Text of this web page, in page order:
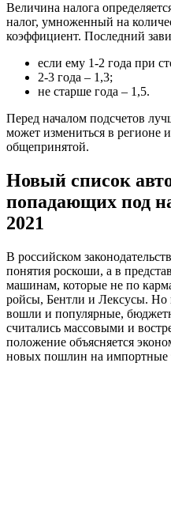
Величина налога
налог, умноженный на
коэффициент. Последний
если ему 1-2 года при
2-3 года – 1,3;
не старше года – 1,5.
Перед началом подсчетов
может измениться в регионе
общепринятой.
Новый список
попадающих под
2021
В российском
понятия роскоши, а в
машинам, которые не по
ройсы, Бентли и Лексусы. Но
вошли и популярные,
считались массовыми и
положение объясняется
новых пошлин на импортные